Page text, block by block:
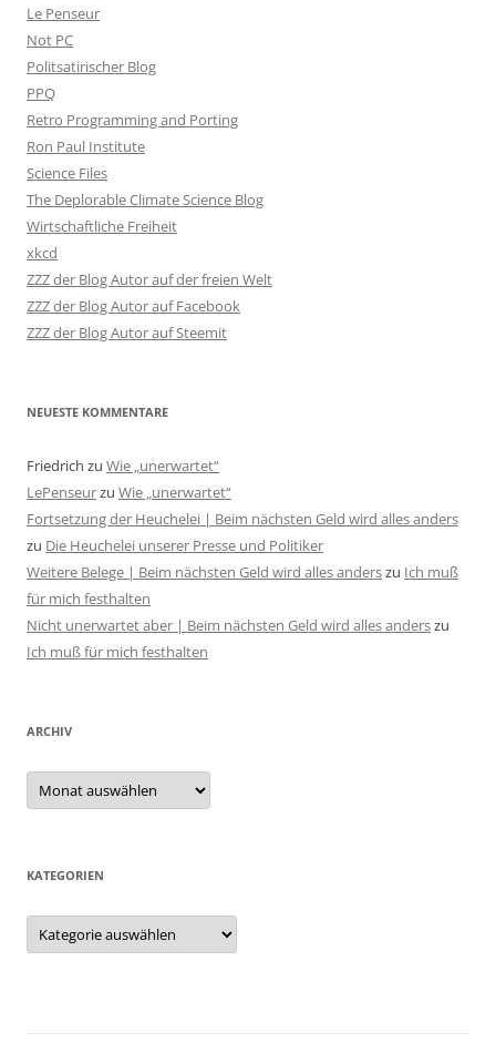
Le Penseur
Not PC
Politsatirischer Blog
PPQ
Retro Programming and Porting
Ron Paul Institute
Science Files
The Deplorable Climate Science Blog
Wirtschaftliche Freiheit
xkcd
ZZZ der Blog Autor auf der freien Welt
ZZZ der Blog Autor auf Facebook
ZZZ der Blog Autor auf Steemit
NEUESTE KOMMENTARE
Friedrich zu Wie „unerwartet“
LePenseurzu Wie „unerwartet“
Fortsetzung der Heuchelei | Beim nächsten Geld wird alles anders
zu Die Heuchelei unserer Presse und Politiker
Weitere Belege | Beim nächsten Geld wird alles anderszu Ich muß
für mich festhalten
Nicht unerwartet aber | Beim nächsten Geld wird alles anderszu
Ich muß für mich festhalten
ARCHIV
Archiv
KATEGORIEN
Kategorien